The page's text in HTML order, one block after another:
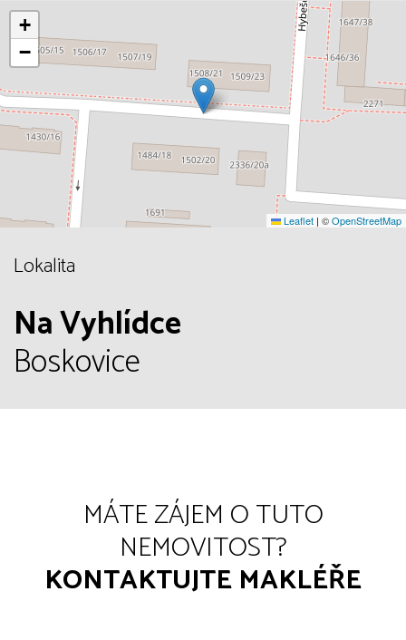
+
−
Leaflet | ©OpenStreetMap
Lokalita
Na Vyhlídce
Boskovice
MÁTE ZÁJEM O TUTO
NEMOVITOST?
KONTAKTUJTE MAKLÉŘE